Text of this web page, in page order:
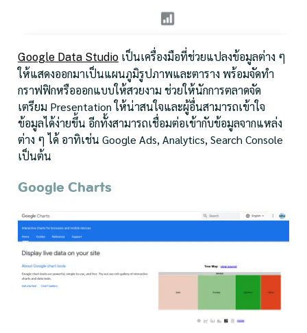
Google Data Studio เป็นเครื่องมือที่ช่วยแปลงข้อมูลต่าง ๆ
ให้แสดงออกมาเป็นแผนภูมิรูปภาพและตาราง พร้อมจัดทำ
กราฟฟิกหรือออกแบบให้สวยงาม ช่วยให้นักการตลาดจัด
เตรียม Presentation ให้น่าสนใจและผู้อื่นสามารถเข้าใจ
ข้อมูลได้ง่ายขึ้น อีกทั้งสามารถเชื่อมต่อเข้ากับข้อมูลจากแหล่ง
ต่าง ๆ ได้ อาทิเช่น Google Ads, Analytics, Search Console
เป็นต้น
Google Charts